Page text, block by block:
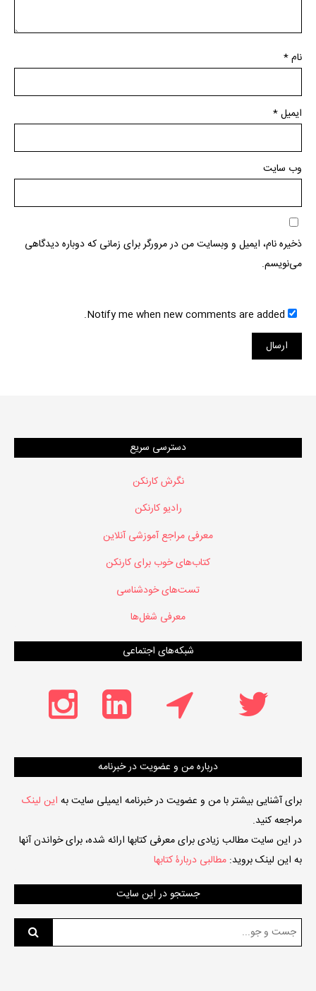
نام*
ایمیل*
وب‌ سایت
ذخیره نام، ایمیل و وبسایت من در مرورگر برای زمانی که دوباره دیدگاهی
می‌نویسم.
Notify me when new comments are added.
دسترسی سریع
نگرش کارنکن
رادیو کارنکن
معرفی مراجع آموزشی آنلاین
کتاب‌های خوب برای کارنکن
تست‌های خودشناسی
معرفی شغل‌ها
شبکه‌های اجتماعی
درباره من و عضویت در خبرنامه
برای آشنایی بیشتر با من و عضویت در خبرنامه ایمیلی سایت به این لینک
مراجعه کنید.
در این سایت مطالب زیادی برای معرفی کتابها ارائه شده، برای خواندن آنها
به این لینک بروید: مطالبی دربارۀ کتابها
جستجو در این سایت
جست